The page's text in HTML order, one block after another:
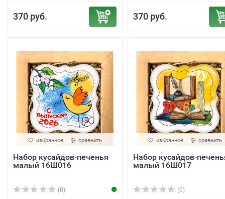
370 руб. 370 руб.
избранное сравнить
Набор кусайдов-печенья
малый 16Ш016
(0)
избранное сравнить
Набор кусайдов-
малый 16Ш017
(0)